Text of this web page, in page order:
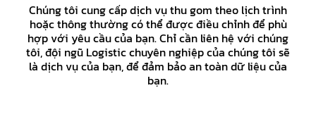
Chúng tôi cung cấp dịch vụ thu gom theo lịch trình
hoặc thông thường có thể được điều chỉnh để phù
hợp với yêu cầu của bạn. Chỉ cần liên hệ với chúng
tôi, đội ngũ Logistic chuyên nghiệp của chúng tôi sẽ
là dịch vụ của bạn, để đảm bảo an toàn dữ liệu của
bạn.